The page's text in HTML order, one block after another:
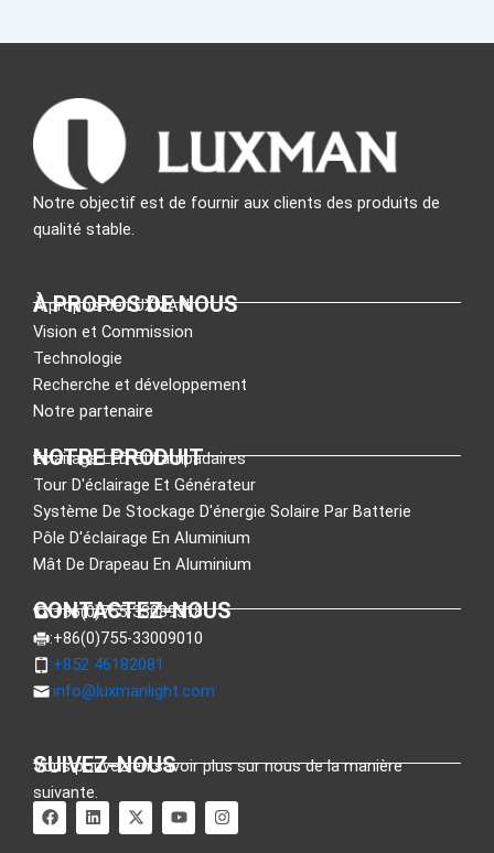
Notre objectif est de fournir aux clients des produits de
qualité stable.
À PROPOS DE NOUS
À propos de LUXMAN
Vision et Commission
Technologie
Recherche et développement
Notre partenaire
NOTRE PRODUIT
Éclairage LED Et Lampadaires
Tour D'éclairage Et Générateur
Système De Stockage D'énergie Solaire Par Batterie
Pôle D'éclairage En Aluminium
Mât De Drapeau En Aluminium
CONTACTEZ-NOUS
:+86(0)755-33089318
:+86(0)755-33009010
:+852 46182081
:info@luxmanlight.com
SUIVEZ-NOUS
Vous pouvez en savoir plus sur nous de la manière
suivante.
F
a
c
L
i
n
X
-
t
Y
o
u
I
n
s